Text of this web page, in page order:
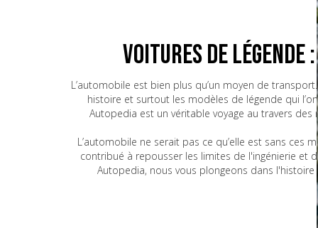
BMW
Bugatti
CG
Voitures de
L’automobile est bien plus qu’un moyen de
histoire et surtout les modèles de légende qui
Autopedia est un véritable voyage au travers
L’automobile ne serait pas ce qu’elle est sans
contribué à repousser les limites de l'ingénierie et
Autopedia, nous vous plongeons dans